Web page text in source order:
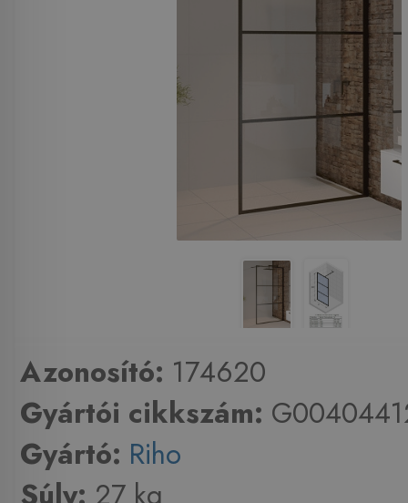
Azonosító: 174620
Gyártói cikkszám:
Gyártó: Riho